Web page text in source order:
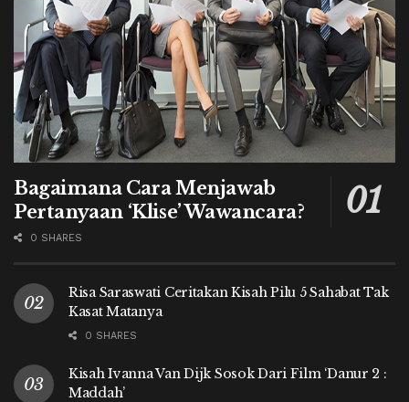
Bagaimana Cara Menjawab
Pertanyaan ‘Klise’ Wawancara?
0 SHARES
Risa Saraswati Ceritakan Kisah Pilu 5 Sahabat Tak
Kasat Matanya
0 SHARES
Kisah Ivanna Van Dijk Sosok Dari Film ‘Danur 2 :
Maddah’